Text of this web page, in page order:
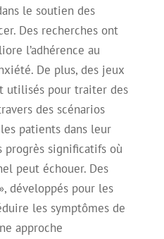
le soutien des
Des recherches ont
l’adhérence au
De plus, des jeux
utilisés pour traiter des
des scénarios
patients dans leur
progrès significatifs où
peut échouer. Des
développés pour les
les symptômes de
approche